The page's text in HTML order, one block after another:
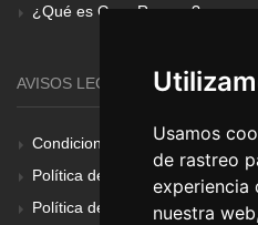
Usamos
de rastreo
experiencia
nuestra
¿Qué es Gear Renove?
AVISOS LEGALES
Condiciones Generales
Política de Cookies
Política de Privacidad